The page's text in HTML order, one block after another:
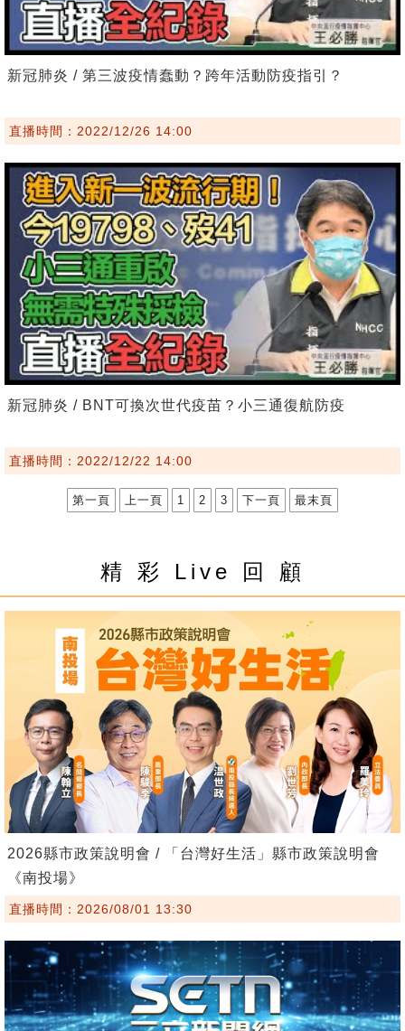
新冠肺炎 / 第三波疫情蠢動？跨年活動防疫指引？
直播時間：2022/12/26 14:00
新冠肺炎 / BNT可換次世代疫苗？小三通復航防疫
直播時間：2022/12/22 14:00
第一頁 上一頁 1 2 3 下一頁 最末頁
精 彩 Live 回 顧
2026縣市政策說明會 / 「台灣好生活」縣市政策說明會
《南投場》
直播時間：2026/08/01 13:30